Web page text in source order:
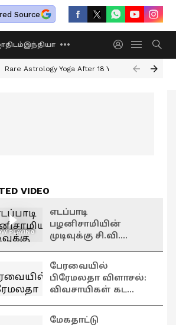
Source
இந்தியா
Rare Astrology Yoga After 18 Years Dwi
VIDEO
PLAYING
எடப்பாடி
பழனிசாமியின்
முடிவுக்கு சி.வி.
Shanmugam vs EPS
பேரவையில்
பிரேமலதா விளாசல்:
விவசாயிகள் கடனை
மேகதாட்டு